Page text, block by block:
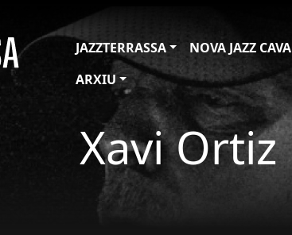
JAZZTERRASSA
NOVA JAZZ CAVA
ARXIU
Xavi Ortiz